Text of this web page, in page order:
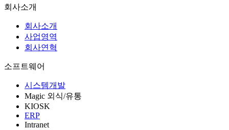
회사소개
회사소개
사업영역
회사연혁
소프트웨어
시스템개발
Magic 외식/유통
KIOSK
ERP
Intranet